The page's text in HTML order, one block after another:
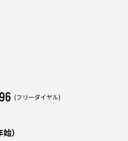
(フリーダイヤル)
）